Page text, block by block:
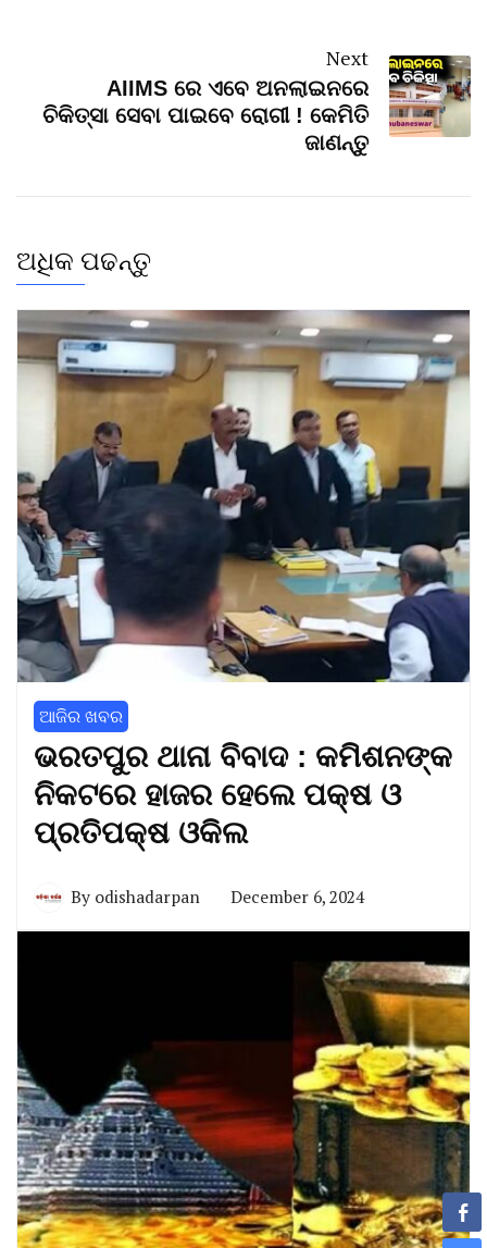
Next
AIIMS ରେ ଏବେ ଅନଲାଇନରେ
ଚିକିତ୍ସା ସେବା ପାଇବେ ରୋଗୀ ! କେମିତି
ଜାଣନ୍ତୁ
ଅଧିକ ପଢନ୍ତୁ
ଆଜିର ଖବର
ଭରତପୁର ଥାନା ବିବାଦ : କମିଶନଙ୍କ
ନିକଟରେ ହାଜର ହେଲେ ପକ୍ଷ ଓ
ପ୍ରତିପକ୍ଷ ଓକିଲ
By odishadarpan December 6, 2024